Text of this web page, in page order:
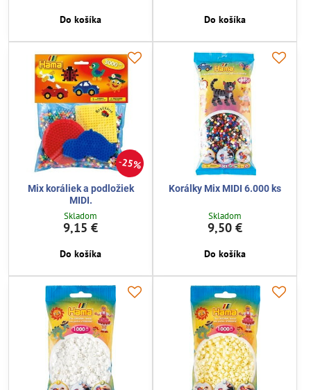
Do košíka Do košíka
25%
Mix koráliek a podložiek
MIDI.
Skladom
9,15 €
Do košíka
Korálky Mix MIDI 6.000 ks
Skladom
9,50 €
Do košíka